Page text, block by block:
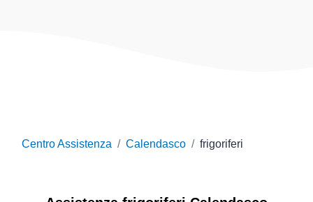
Centro Assistenza Calendasco frigoriferi